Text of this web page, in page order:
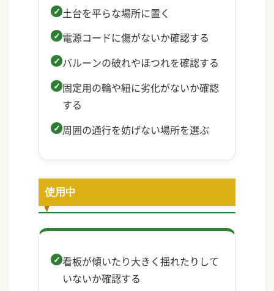
土台を平らな場所に置く
電源コードに傷がないか確認する
バルーンの破れやほつれを確認する
固定用の輪や紐に劣化がないか確認
する
周囲の通行を妨げない場所を選ぶ
使用中
看板が傾いたり大きく揺れたりして
いないか確認する